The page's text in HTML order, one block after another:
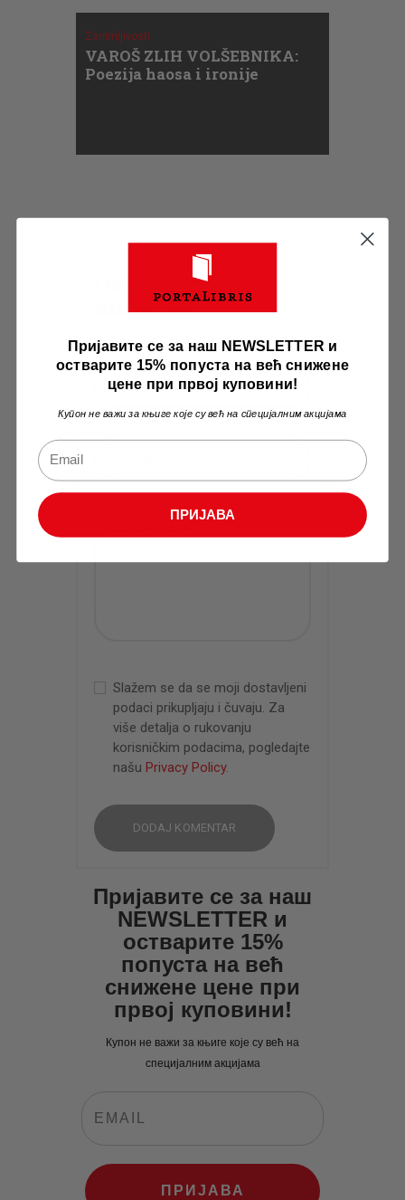
Zanimljivosti
VAROŠ ZLIH VOLŠEBNIKA:
Poezija haosa i ironije
Ostavite vaš
komentar
Slažem se da se moji dostavljeni
podaci prikupljaju i čuvaju. Za
više detalja o rukovanju
korisničkim podacima, pogledajte
našu Privacy Policy.
Пријавите се за наш
NEWSLETTER и
остварите 15%
попуста на већ
снижене цене при
првој куповини!
Купон не важи за књиге које су већ на
специјалним акцијама
ПРИЈАВА
Пријавите се за наш NEWSLETTER и
остварите 15% попуста на већ снижене
цене при првој куповини!
Купон не важи за књиге које су већ на специјалним акцијама
ПРИЈАВА